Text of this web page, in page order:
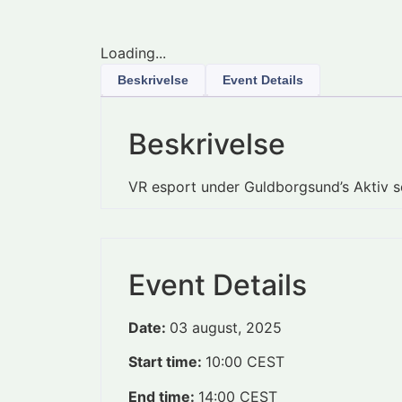
Loading...
Beskrivelse Event Details
Beskrivelse
VR esport under Guldborgsund’s Aktiv
Event Details
Date: 03 august, 2025
Start time: 10:00 CEST
End time: 14:00 CEST